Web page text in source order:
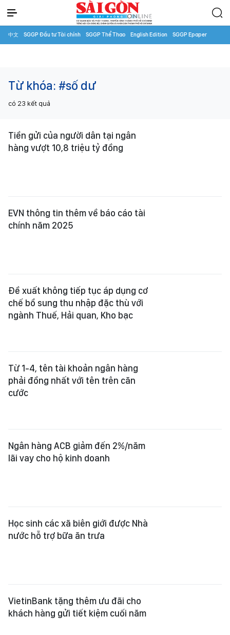
中文 SGGP Đầu tư Tài chính SGGP Thể Thao English Edition SGGP Epaper
Từ khóa: #số dư
có 23 kết quả
Tiền gửi của người dân tại ngân
hàng vượt 10,8 triệu tỷ đồng
EVN thông tin thêm về báo cáo tài
chính năm 2025
Đề xuất không tiếp tục áp dụng cơ
chế bổ sung thu nhập đặc thù với
ngành Thuế, Hải quan, Kho bạc
Từ 1-4, tên tài khoản ngân hàng
phải đồng nhất với tên trên căn
cước
Ngân hàng ACB giảm đến 2%/năm
lãi vay cho hộ kinh doanh
Học sinh các xã biên giới được Nhà
nước hỗ trợ bữa ăn trưa
VietinBank tặng thêm ưu đãi cho
khách hàng gửi tiết kiệm cuối năm